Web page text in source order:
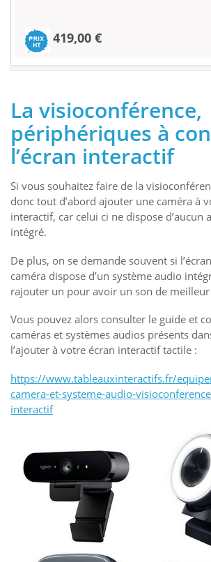
419,00 €
La visioconférence,
périphériques à
l’écran interactif
Si vous souhaitez faire de la
donc tout d’abord ajouter une caméra à
interactif, car celui ci ne dispose d’aucun
intégré.
De plus, on se demande souvent si
caméra dispose d’un système audio
rajouter un pour avoir un son de meilleur
Vous pouvez alors consulter le guide et
caméras et systèmes audios présents
l’ajouter à votre écran interactif tactile :
https://www.tableauxinteractifs.fr/
camera-et-systeme-audio-
interactif